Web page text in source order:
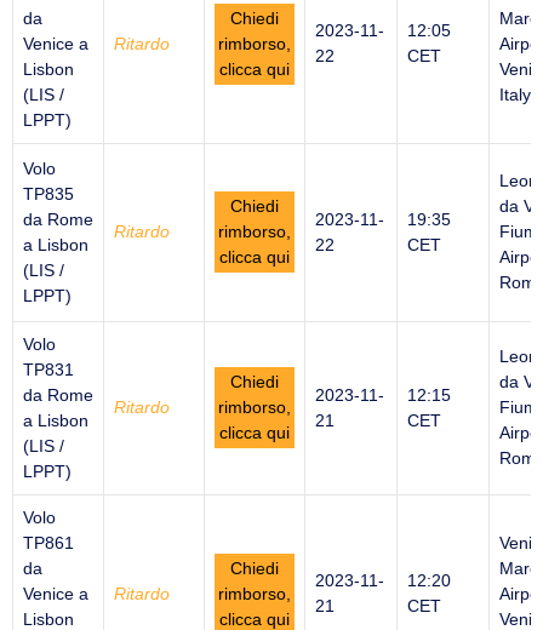
da
Venice a
Lisbon
(LIS /
LPPT)
Ritardo
Chiedi
rimborso,
clicca qui
2023-11-
22
12:05
CET
Italy
Volo
TP835
da Rome
a Lisbon
(LIS /
LPPT)
Ritardo
Chiedi
rimborso,
clicca qui
2023-11-
22
19:35
CET
da
Volo
TP831
da Rome
a Lisbon
(LIS /
LPPT)
Ritardo
Chiedi
rimborso,
clicca qui
2023-11-
21
12:15
CET
da
Volo
TP861
da
Venice a
Lisbon
Ritardo
Chiedi
rimborso,
clicca qui
2023-11-
21
12:20
CET